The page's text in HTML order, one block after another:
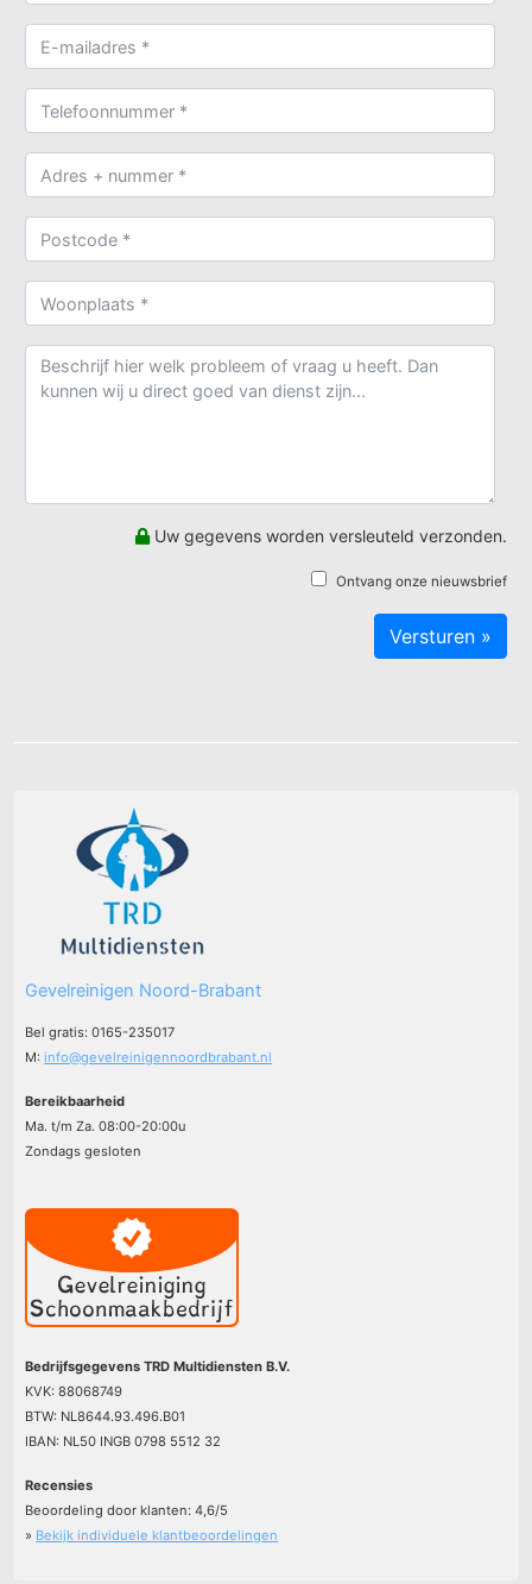
Uw gegevens worden versleuteld verzonden.
Ontvang onze nieuwsbrief
Gevelreinigen Noord-Brabant
Bel gratis: 0165-235017
M:info@gevelreinigennoordbrabant.nl
Bereikbaarheid
Ma. t/m Za. 08:00-20:00u
Zondags gesloten
Bedrijfsgegevens TRD Multidiensten B.V.
KVK: 88068749
BTW: NL8644.93.496.B01
IBAN: NL50 INGB 0798 5512 32
Recensies
Beoordeling door klanten:4,6/5
» Bekijk individuele klantbeoordelingen